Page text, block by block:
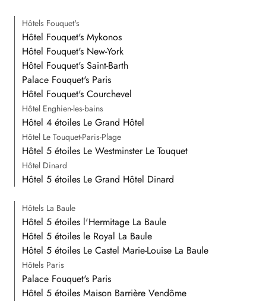
Hôtels Fouquet's
Hôtel Fouquet's Mykonos
Hôtel Fouquet's New-York
Hôtel Fouquet's Saint-Barth
Palace Fouquet's Paris
Hôtel Fouquet's Courchevel
Hôtel Enghien-les-bains
Hôtel 4 étoiles Le Grand Hôtel
Hôtel Le Touquet-Paris-Plage
Hôtel 5 étoiles Le Westminster Le Touquet
Hôtel Dinard
Hôtel 5 étoiles Le Grand Hôtel Dinard
Hôtels La Baule
Hôtel 5 étoiles l'Hermitage La Baule
Hôtel 5 étoiles le Royal La Baule
Hôtel 5 étoiles Le Castel Marie-Louise La Baule
Hôtels Paris
Palace Fouquet's Paris
Hôtel 5 étoiles Maison Barrière Vendôme